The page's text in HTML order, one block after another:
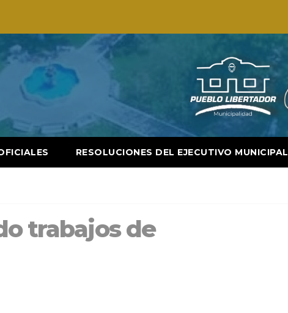
RESOLUCIONES DEL EJECUTIVO MUNICIPAL
trabajos de